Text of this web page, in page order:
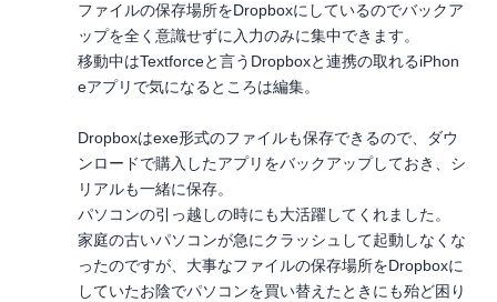
ファイルの保存場所をDropboxにしているのでバックア
ップを全く意識せずに入力のみに集中できます。
移動中はTextforceと言うDropboxと連携の取れるiPhon
eアプリで気になるところは編集。
Dropboxはexe形式のファイルも保存できるので、ダウ
ンロードで購入したアプリをバックアップしておき、シ
リアルも一緒に保存。
パソコンの引っ越しの時にも大活躍してくれました。
家庭の古いパソコンが急にクラッシュして起動しなくな
ったのですが、大事なファイルの保存場所をDropboxに
していたお陰でパソコンを買い替えたときにも殆ど困り